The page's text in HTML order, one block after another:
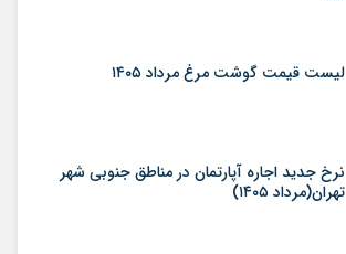
لیست قیمت گوشت مرغ مرداد ۱۴۰۵
نرخ جدید اجاره آپارتمان در مناطق جنوبی شهر
تهران(مرداد ۱۴۰۵)